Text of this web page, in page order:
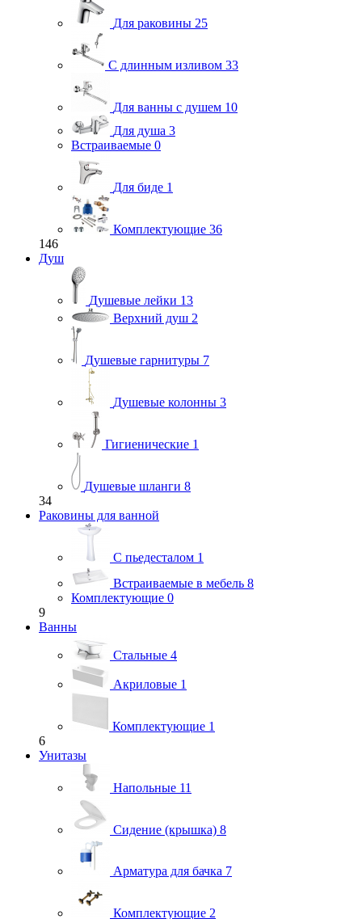
Для раковины 25
С длинным изливом 33
Для ванны с душем 10
Для душа 3
Встраиваемые 0
Для биде 1
Комплектующие 36
146
Душ
Душевые лейки 13
Верхний душ 2
Душевые гарнитуры 7
Душевые колонны 3
Гигиенические 1
Душевые шланги 8
34
Раковины для ванной
С пьедесталом 1
Встраиваемые в мебель 8
Комплектующие 0
9
Ванны
Стальные 4
Акриловые 1
Комплектующие 1
6
Унитазы
Напольные 11
Сидение (крышка) 8
Арматура для бачка 7
Комплектующие 2